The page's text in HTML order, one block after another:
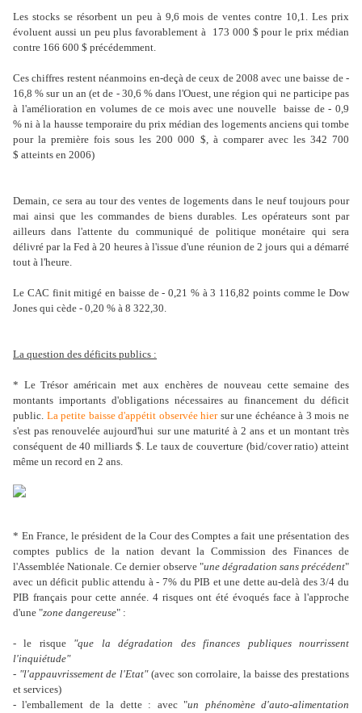
Les stocks se résorbent un peu à 9,6 mois de ventes contre 10,1. Les prix
évoluent aussi un peu plus favorablement à 173 000 $ pour le prix médian
contre 166 600 $ précédemment.
Ces chiffres restent néanmoins en-deçà de ceux de 2008 avec une baisse de -
16,8 % sur un an (et de - 30,6 % dans l'Ouest, une région qui ne participe pas
à l'amélioration en volumes de ce mois avec une nouvelle baisse de - 0,9
% ni à la hausse temporaire du prix médian des logements anciens qui tombe
pour la première fois sous les 200 000 $, à comparer avec les 342 700
$ atteints en 2006)
Demain, ce sera au tour des ventes de logements dans le neuf toujours pour
mai ainsi que les commandes de biens durables. Les opérateurs sont par
ailleurs dans l'attente du communiqué de politique monétaire qui sera
délivré par la Fed à 20 heures à l'issue d'une réunion de 2 jours qui a démarré
tout à l'heure.
Le CAC finit mitigé en baisse de - 0,21 % à 3 116,82 points comme le Dow
Jones qui cède - 0,20 % à 8 322,30.
La question des déficits publics :
* Le Trésor américain met aux enchères de nouveau cette semaine des
montants importants d'obligations nécessaires au financement du déficit
public. La petite baisse d'appétit observée hier sur une échéance à 3 mois ne
s'est pas renouvelée aujourd'hui sur une maturité à 2 ans et un montant très
conséquent de 40 milliards $. Le taux de couverture (bid/cover ratio) atteint
même un record en 2 ans.
* En France, le président de la Cour des Comptes a fait une présentation des
comptes publics de la nation devant la Commission des Finances de
l'Assemblée Nationale. Ce dernier observe "une dégradation sans précédent"
avec un déficit public attendu à - 7% du PIB et une dette au-delà des 3/4 du
PIB français pour cette année. 4 risques ont été évoqués face à l'approche
d'une "zone dangereuse" :
- le risque "que la dégradation des finances publiques nourrissent
l'inquiétude"
- "l'appauvrissement de l'Etat"(avec son corrolaire, la baisse des prestations
et services)
- l'emballement de la dette : avec "un phénomène d'auto-alimentation